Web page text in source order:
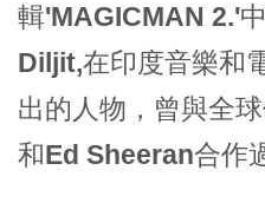
輯'MAGICMAN 2.'
Diljit,在印度音樂和
出的人物，曾與全
和Ed Sheeran合作